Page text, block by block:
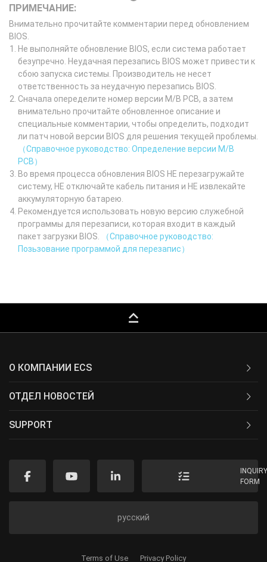
ПРИМЕЧАНИЕ:
Внимательно прочитайте комментарии перед обновлением
BIOS.
Не выполняйте обновление BIOS, если система работает
безупречно. Неудачная перезапись BIOS может привести к
сбою запуска системы. Производитель не несет
ответственность за неудачную перезапись BIOS.
Сначала опеределите номер версии M/B PCB, а затем
внимательно прочитайте обновленное описание и
специальные комментарии, чтобы определить, подходит
ли патч новой версии BIOS для решения текущей проблемы.
（Справочное руководство: Определение версии M/B
PCB）
Во время процесса обновления BIOS НЕ перезагружайте
систему, НЕ отключайте кабель питания и НЕ извлекайте
аккумуляторную батарею.
Рекомендуется использовать новую версию служебной
программы для перезаписи, которая входит в каждый
пакет загрузки BIOS.
（Справочное руководство:
Позьзование программой для перезапис）
keyboard_capslock
О КОМПАНИИ ECS
ОТДЕЛ НОВОСТЕЙ
SUPPORT
FORM
русский
Terms of Use Privacy Policy